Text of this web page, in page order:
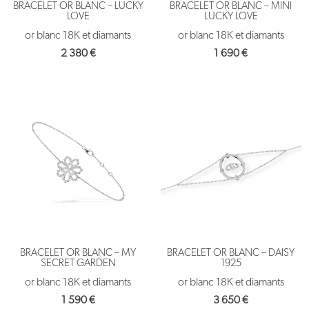
BRACELET OR BLANC – LUCKY
LOVE
or blanc 18K et diamants
2 380€
BRACELET OR BLANC – MINI
LUCKY LOVE
or blanc 18K et diamants
1 690€
BRACELET OR BLANC – MY
SECRET GARDEN
or blanc 18K et diamants
1 590€
BRACELET OR BLANC – DAISY
1925
or blanc 18K et diamants
3 650€